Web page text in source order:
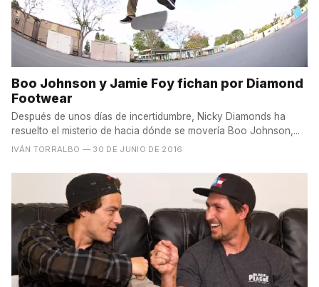
Boo Johnson y Jamie Foy fichan por Diamond
Footwear
Después de unos días de incertidumbre, Nicky Diamonds ha
resuelto el misterio de hacia dónde se movería Boo Johnson,...
IVÁN TORRALBO — 30 DE JUNIO DE 2016